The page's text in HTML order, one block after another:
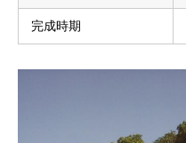
完成時期